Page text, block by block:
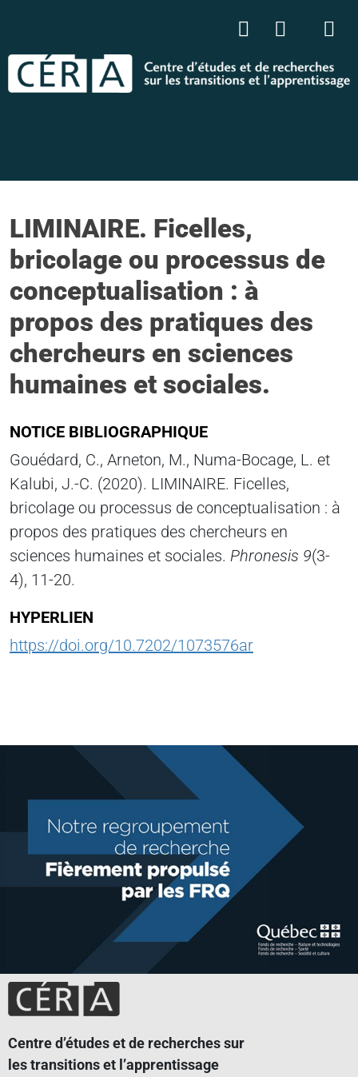
LIMINAIRE. Ficelles,
bricolage ou processus de
conceptualisation : à
propos des pratiques des
chercheurs en sciences
humaines et sociales.
NOTICE BIBLIOGRAPHIQUE
Gouédard, C., Arneton, M., Numa-Bocage, L. et
Kalubi, J.-C. (2020). LIMINAIRE. Ficelles,
bricolage ou processus de conceptualisation : à
propos des pratiques des chercheurs en
sciences humaines et sociales. Phronesis 9(3-
4), 11-20.
HYPERLIEN
https://doi.org/10.7202/1073576ar
Centre d’études et de recherches sur
les transitions et l’apprentissage